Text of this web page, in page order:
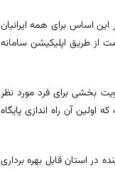
این اساس برای همه ایرانیان
از طریق اپلیکیشن سامانه
بخشی برای فرد مورد نظر
آن راه اندازی پایگاه
در استان قابل بهره برداری